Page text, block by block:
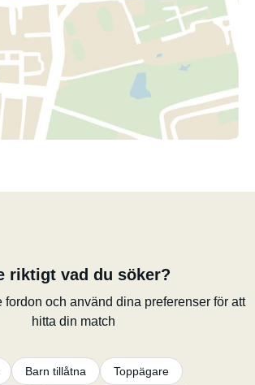
riktigt vad du söker?
fordon och använd dina preferenser för att
hitta din match
Barn tillåtna Toppägare